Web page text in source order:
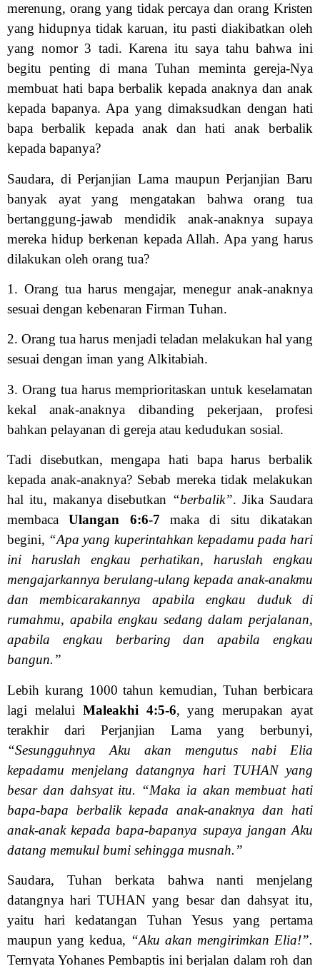
merenung, orang yang tidak percaya dan orang Kristen
yang hidupnya tidak karuan, itu pasti diakibatkan oleh
yang nomor 3 tadi. Karena itu saya tahu bahwa ini
begitu penting di mana Tuhan meminta gereja-Nya
membuat hati bapa berbalik kepada anaknya dan anak
kepada bapanya. Apa yang dimaksudkan dengan hati
bapa berbalik kepada anak dan hati anak berbalik
kepada bapanya?
Saudara, di Perjanjian Lama maupun Perjanjian Baru
banyak ayat yang mengatakan bahwa orang tua
bertanggung-jawab mendidik anak-anaknya supaya
mereka hidup berkenan kepada Allah. Apa yang harus
dilakukan oleh orang tua?
1. Orang tua harus mengajar, menegur anak-anaknya
sesuai dengan kebenaran Firman Tuhan.
2. Orang tua harus menjadi teladan melakukan hal yang
sesuai dengan iman yang Alkitabiah.
3. Orang tua harus memprioritaskan untuk keselamatan
kekal anak-anaknya dibanding pekerjaan, profesi
bahkan pelayanan di gereja atau kedudukan sosial.
Tadi disebutkan, mengapa hati bapa harus berbalik
kepada anak-anaknya? Sebab mereka tidak melakukan
hal itu, makanya disebutkan “berbalik”. Jika Saudara
membacaUlangan 6:6-7maka di situ dikatakan
begini, “Apa yang kuperintahkan kepadamu pada hari
ini haruslah engkau perhatikan, haruslah engkau
mengajarkannya berulang-ulang kepada anak-anakmu
dan membicarakannya apabila engkau duduk di
rumahmu, apabila engkau sedang dalam perjalanan,
apabila engkau berbaring dan apabila engkau
bangun.”
Lebih kurang 1000 tahun kemudian, Tuhan berbicara
lagi melalui Maleakhi 4:5-6, yang merupakan ayat
terakhir dari Perjanjian Lama yang berbunyi,
“Sesungguhnya Aku akan mengutus nabi Elia
kepadamu menjelang datangnya hari TUHAN yang
besar dan dahsyat itu. “Maka ia akan membuat hati
bapa-bapa berbalik kepada anak-anaknya dan hati
anak-anak kepada bapa-bapanya supaya jangan Aku
datang memukul bumi sehingga musnah.”
Saudara, Tuhan berkata bahwa nanti menjelang
datangnya hari TUHAN yang besar dan dahsyat itu,
yaitu hari kedatangan Tuhan Yesus yang pertama
maupun yang kedua, “Aku akan mengirimkan Elia!”.
Ternyata Yohanes Pembaptis ini berjalan dalam roh dan